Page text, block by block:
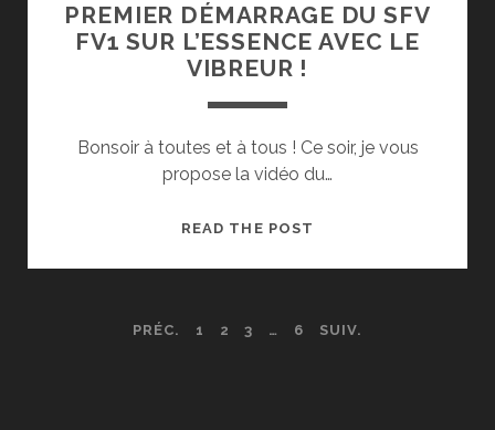
SUR
L’ESSENCE
PREMIER DÉMARRAGE DU SFV
FV1 SUR L’ESSENCE AVEC LE
VIBREUR !
Bonsoir à toutes et à tous ! Ce soir, je vous
propose la vidéo du…
READ THE POST
FV1
NAVIGATION
PRÉC. 1 2 3 … 6 SUIV.